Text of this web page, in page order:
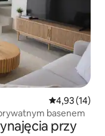
Średnia
4,93 (14)
basenem
przy